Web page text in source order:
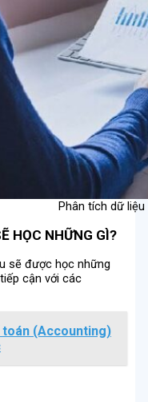
Phân tích dữ liệu
HỌC NHỮNG GÌ?
sẽ được học những
cận với các
toán (Accounting)